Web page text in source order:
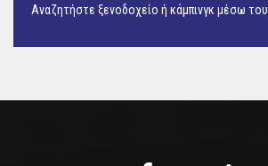
Αναζητήστε ξενοδοχείο ή κάμπινγκ μέσω του